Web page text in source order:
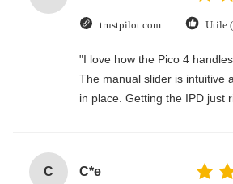
trustpilot.com Utile
"I love how the Pico 4
The manual slider is intuitive
in place. Getting the IPD just
C C*e